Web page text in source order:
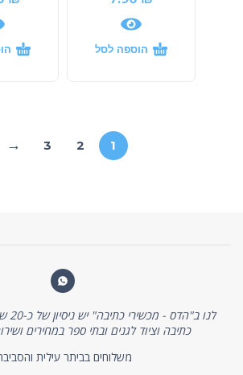
הוספה לסל
1
2
3
←
לנו
כתיבה וציוד לגנים ובתי ספר במחירים
משלוחים בביתר עילית